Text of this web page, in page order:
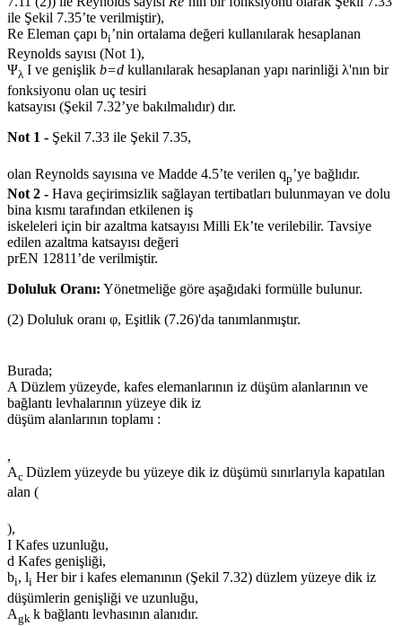
ile Şekil 7.35’te verilmiştir),
Re Eleman çapı bi’nin ortalama değeri kullanılarak hesaplanan
Reynolds sayısı (Not 1),
Ψλ I ve genişlik b=d kullanılarak hesaplanan yapı narinliği λ'nın bir
fonksiyonu olan uç tesiri
katsayısı (Şekil 7.32’ye bakılmalıdır) dır.
Not 1 - Şekil 7.33 ile Şekil 7.35,
olan Reynolds sayısına ve Madde 4.5’te verilen qp’ye bağlıdır.
Not 2 - Hava geçirimsizlik sağlayan tertibatları bulunmayan ve dolu
bina kısmı tarafından etkilenen iş
iskeleleri için bir azaltma katsayısı Milli Ek’te verilebilir. Tavsiye
edilen azaltma katsayısı değeri
prEN 12811’de verilmiştir.
Doluluk Oranı: Yönetmeliğe göre aşağıdaki formülle bulunur.
(2) Doluluk oranı φ, Eşitlik (7.26)'da tanımlanmıştır.
Burada;
A Düzlem yüzeyde, kafes elemanlarının iz düşüm alanlarının ve
bağlantı levhalarının yüzeye dik iz
düşüm alanlarının toplamı :
,
Ac Düzlem yüzeyde bu yüzeye dik iz düşümü sınırlarıyla kapatılan
alan (
),
I Kafes uzunluğu,
d Kafes genişliği,
bi, li Her bir i kafes elemanının (Şekil 7.32) düzlem yüzeye dik iz
düşümlerin genişliği ve uzunluğu,
Agk k bağlantı levhasının alanıdır.